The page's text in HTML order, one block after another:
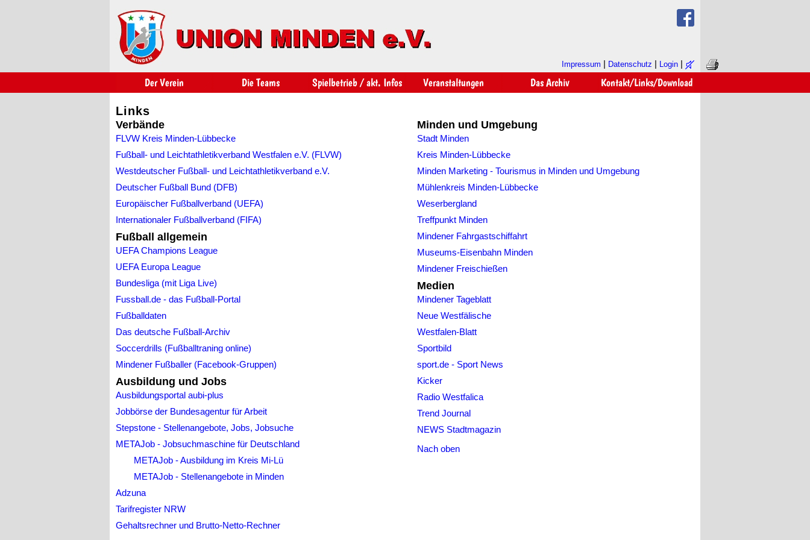
Impressum | Datenschutz | Login |
Links
Verbände
FLVW Kreis Minden-Lübbecke
Fußball- und Leichtathletikverband Westfalen e.V. (FLVW)
Westdeutscher Fußball- und Leichtathletikverband e.V.
Deutscher Fußball Bund (DFB)
Europäischer Fußballverband (UEFA)
Internationaler Fußballverband (FIFA)
Fußball allgemein
UEFA Champions League
UEFA Europa League
Bundesliga (mit Liga Live)
Fussball.de - das Fußball-Portal
Fußballdaten
Das deutsche Fußball-Archiv
Soccerdrills (Fußballtraning online)
Mindener Fußballer (Facebook-Gruppen)
Ausbildung und Jobs
Ausbildungsportal aubi-plus
Jobbörse der Bundesagentur für Arbeit
Stepstone - Stellenangebote, Jobs, Jobsuche
METAJob - Jobsuchmaschine für Deutschland
METAJob - Ausbildung im Kreis Mi-Lü
METAJob - Stellenangebote in Minden
Adzuna
Tarifregister NRW
Gehaltsrechner und Brutto-Netto-Rechner
Minden und Umgebung
Stadt Minden
Kreis Minden-Lübbecke
Minden Marketing - Tourismus in Minden und Umgebung
Mühlenkreis Minden-Lübbecke
Weserbergland
Treffpunkt Minden
Mindener Fahrgastschiffahrt
Museums-Eisenbahn Minden
Mindener Freischießen
Medien
Mindener Tageblatt
Neue Westfälische
Westfalen-Blatt
Sportbild
sport.de - Sport News
Kicker
Radio Westfalica
Trend Journal
NEWS Stadtmagazin
Nach oben